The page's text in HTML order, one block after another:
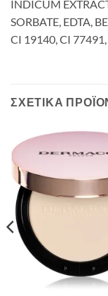
INDICUM
SORBATE, EDTA,
CI 19140, CI
ΣΧΕΤΙΚΆ